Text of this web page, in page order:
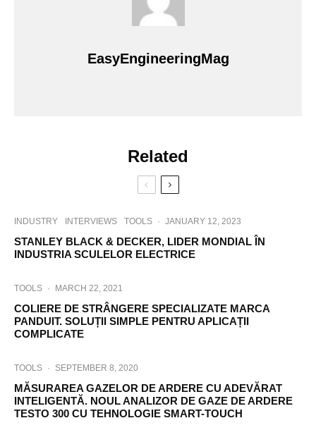
EasyEngineeringMag
Related
INDUSTRY INTERVIEWS TOOLS · JANUARY 12, 2023
STANLEY BLACK & DECKER, LIDER MONDIAL ÎN
INDUSTRIA SCULELOR ELECTRICE
TOOLS · MARCH 22, 2021
COLIERE DE STRÂNGERE SPECIALIZATE MARCA
PANDUIT. SOLUȚII SIMPLE PENTRU APLICAȚII
COMPLICATE
TOOLS · SEPTEMBER 8, 2020
MĂSURAREA GAZELOR DE ARDERE CU ADEVĂRAT
INTELIGENTĂ. NOUL ANALIZOR DE GAZE DE ARDERE
TESTO 300 CU TEHNOLOGIE SMART-TOUCH